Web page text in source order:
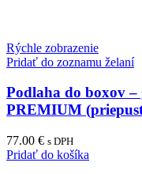
Rýchle zobrazenie
Pridať do zoznamu želaní
Podlaha do boxov
PREMIUM
77.00 € s DPH
Pridať do košíka